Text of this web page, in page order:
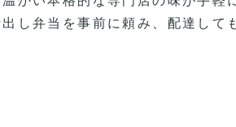
し弁当を事前に頼み、配達して